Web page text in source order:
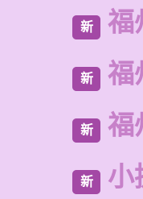
新 福
新 福
新 福
新 小